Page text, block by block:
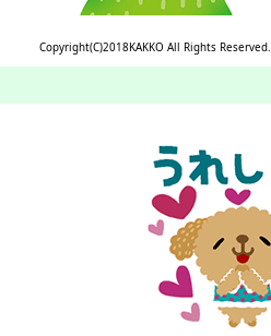
Copyright(C)2018KAKKO All Rights Reserved.